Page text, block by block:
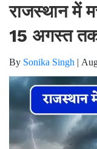
राजस्थान में
15 अगस्त
By Sonika Singh |